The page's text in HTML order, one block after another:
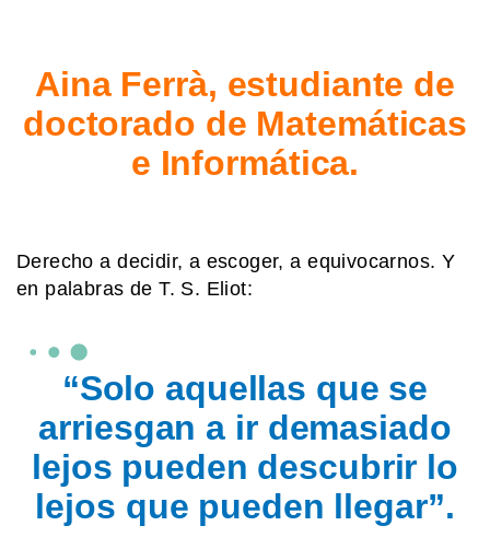
Aina Ferrà, estudiante de
doctorado de Matemáticas
e Informática.
Derecho a decidir, a escoger, a equivocarnos. Y
en palabras de T. S. Eliot:
“Solo aquellas que se
arriesgan a ir demasiado
lejos pueden descubrir lo
lejos que pueden llegar”.